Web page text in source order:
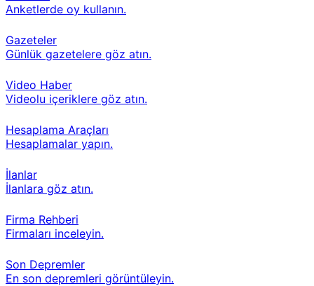
Anketlerde oy kullanın.
Gazeteler
Günlük gazetelere göz atın.
Video Haber
Videolu içeriklere göz atın.
Hesaplama Araçları
Hesaplamalar yapın.
İlanlar
İlanlara göz atın.
Firma Rehberi
Firmaları inceleyin.
Son Depremler
En son depremleri görüntüleyin.